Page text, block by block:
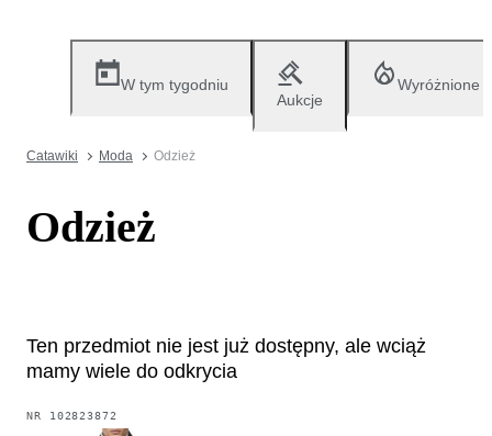
W tym tygodniu
Aukcje
Wyróżnione
Catawiki Moda Odzież
Odzież
Ten przedmiot nie jest już dostępny, ale wciąż
mamy wiele do odkrycia
NR 102823872